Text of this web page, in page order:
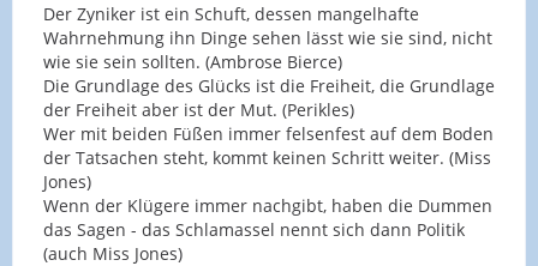
Der Zyniker ist ein Schuft, dessen mangelhafte
Wahrnehmung ihn Dinge sehen lässt wie sie sind, nicht
wie sie sein sollten. (Ambrose Bierce)
Die Grundlage des Glücks ist die Freiheit, die Grundlage
der Freiheit aber ist der Mut. (Perikles)
Wer mit beiden Füßen immer felsenfest auf dem Boden
der Tatsachen steht, kommt keinen Schritt weiter. (Miss
Jones)
Wenn der Klügere immer nachgibt, haben die Dummen
das Sagen - das Schlamassel nennt sich dann Politik
(auch Miss Jones)